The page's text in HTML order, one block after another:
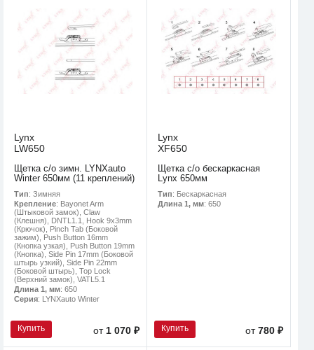
Lynx
LW650
Щетка с/о зимн. LYNXauto
Winter 650мм (11 креплений)
Тип: Зимняя
Крепление: Bayonet Arm
(Штыковой замок), Claw
(Клешня), DNTL1.1, Hook 9x3mm
(Крючок), Pinch Tab (Боковой
зажим), Push Button 16mm
(Кнопка узкая), Push Button 19mm
(Кнопка), Side Pin 17mm (Боковой
штырь узкий), Side Pin 22mm
(Боковой штырь), Top Lock
(Верхний замок), VATL5.1
Длина 1, мм: 650
Серия: LYNXauto Winter
Купить от 1 070 ₽
Lynx
XF650
Щетка с/о бескаркасная
Lynx 650мм
Тип: Бескаркасная
Длина 1, мм: 650
Купить от780 ₽